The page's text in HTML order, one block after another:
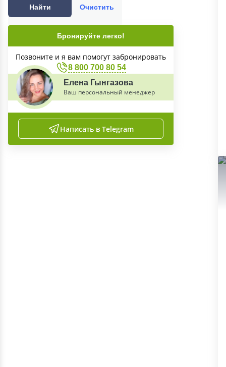
Найти Очистить
Бронируйте легко!
Позвоните и я вам помогут забронировать
8 800 700 80 54
Елена Гынгазова
Ваш персональный менеджер
Написать в Telegram